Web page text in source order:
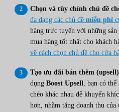
Chọn và tùy chỉnh chủ đề
đa dạng các chủ đề miễn phí
hàng trực tuyến với những
mua hàng tốt nhất cho khách
về cách chọn chủ đề cho cửa
Tạo ưu đãi bán thêm
dụng Boost Upsell, bạn có thể
chéo khác nhau để khuyến
hơn, nhằm tăng doanh thu